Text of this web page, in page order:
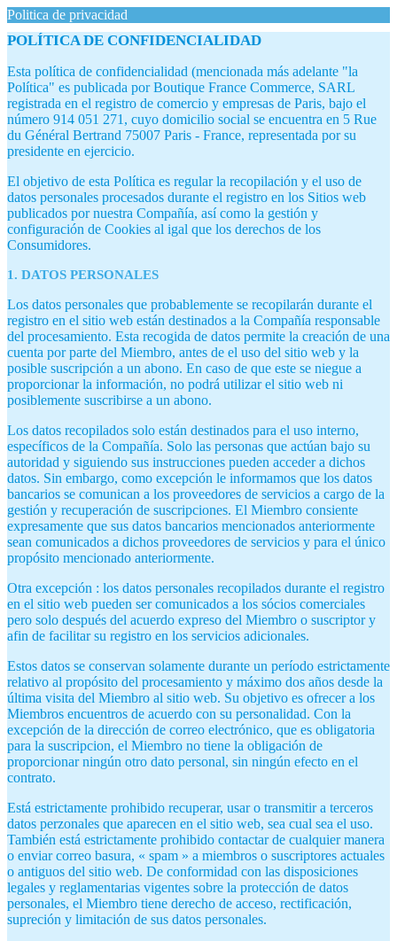
Politica de privacidad
POLÍTICA DE CONFIDENCIALIDAD
Esta política de confidencialidad (mencionada más adelante "la
Política" es publicada por Boutique France Commerce, SARL
registrada en el registro de comercio y empresas de Paris, bajo el
número 914 051 271, cuyo domicilio social se encuentra en 5 Rue
du Général Bertrand 75007 Paris - France, representada por su
presidente en ejercicio.
El objetivo de esta Política es regular la recopilación y el uso de
datos personales procesados durante el registro en los Sitios web
publicados por nuestra Compañía, así como la gestión y
configuración de Cookies al igal que los derechos de los
Consumidores.
1. DATOS PERSONALES
Los datos personales que probablemente se recopilarán durante el
registro en el sitio web están destinados a la Compañía responsable
del procesamiento. Esta recogida de datos permite la creación de una
cuenta por parte del Miembro, antes de el uso del sitio web y la
posible suscripción a un abono. En caso de que este se niegue a
proporcionar la información, no podrá utilizar el sitio web ni
posiblemente suscribirse a un abono.
Los datos recopilados solo están destinados para el uso interno,
específicos de la Compañía. Solo las personas que actúan bajo su
autoridad y siguiendo sus instrucciones pueden acceder a dichos
datos. Sin embargo, como excepción le informamos que los datos
bancarios se comunican a los proveedores de servicios a cargo de la
gestión y recuperación de suscripciones. El Miembro consiente
expresamente que sus datos bancarios mencionados anteriormente
sean comunicados a dichos proveedores de servicios y para el único
propósito mencionado anteriormente.
Otra excepción : los datos personales recopilados durante el registro
en el sitio web pueden ser comunicados a los sócios comerciales
pero solo después del acuerdo expreso del Miembro o suscriptor y
afin de facilitar su registro en los servicios adicionales.
Estos datos se conservan solamente durante un período estrictamente
relativo al propósito del procesamiento y máximo dos años desde la
última visita del Miembro al sitio web. Su objetivo es ofrecer a los
Miembros encuentros de acuerdo con su personalidad. Con la
excepción de la dirección de correo electrónico, que es obligatoria
para la suscripcion, el Miembro no tiene la obligación de
proporcionar ningún otro dato personal, sin ningún efecto en el
contrato.
Está estrictamente prohibido recuperar, usar o transmitir a terceros
datos perzonales que aparecen en el sitio web, sea cual sea el uso.
También está estrictamente prohibido contactar de cualquier manera
o enviar correo basura, « spam » a miembros o suscriptores actuales
o antiguos del sitio web. De conformidad con las disposiciones
legales y reglamentarias vigentes sobre la protección de datos
personales, el Miembro tiene derecho de acceso, rectificación,
supreción y limitación de sus datos personales.